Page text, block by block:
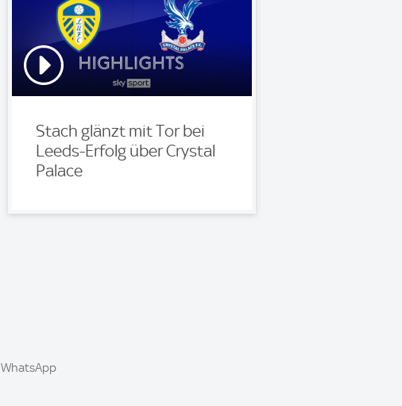
Stach glänzt mit Tor bei
Leeds-Erfolg über Crystal
Palace
WhatsApp